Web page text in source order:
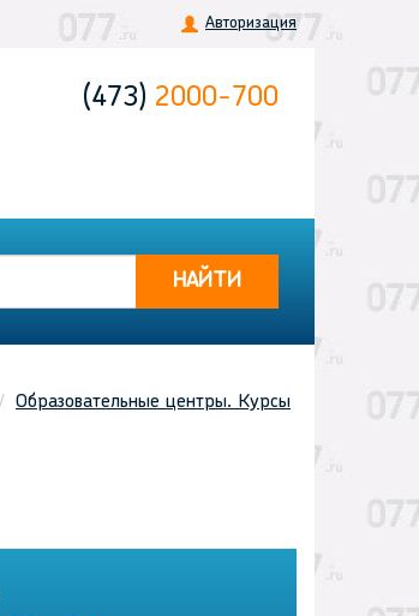
Авторизация
(473) 2000-700
НАЙТИ
Образовательные центры. Курсы